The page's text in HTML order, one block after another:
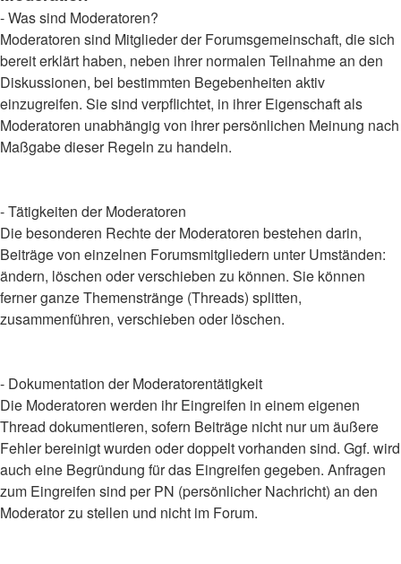
- Was sind Moderatoren?
Moderatoren sind Mitglieder der Forumsgemeinschaft, die sich
bereit erklärt haben, neben ihrer normalen Teilnahme an den
Diskussionen, bei bestimmten Begebenheiten aktiv
einzugreifen. Sie sind verpflichtet, in ihrer Eigenschaft als
Moderatoren unabhängig von ihrer persönlichen Meinung nach
Maßgabe dieser Regeln zu handeln.
- Tätigkeiten der Moderatoren
Die besonderen Rechte der Moderatoren bestehen darin,
Beiträge von einzelnen Forumsmitgliedern unter Umständen:
ändern, löschen oder verschieben zu können. Sie können
ferner ganze Themenstränge (Threads) splitten,
zusammenführen, verschieben oder löschen.
- Dokumentation der Moderatorentätigkeit
Die Moderatoren werden ihr Eingreifen in einem eigenen
Thread dokumentieren, sofern Beiträge nicht nur um äußere
Fehler bereinigt wurden oder doppelt vorhanden sind. Ggf. wird
auch eine Begründung für das Eingreifen gegeben. Anfragen
zum Eingreifen sind per PN (persönlicher Nachricht) an den
Moderator zu stellen und nicht im Forum.